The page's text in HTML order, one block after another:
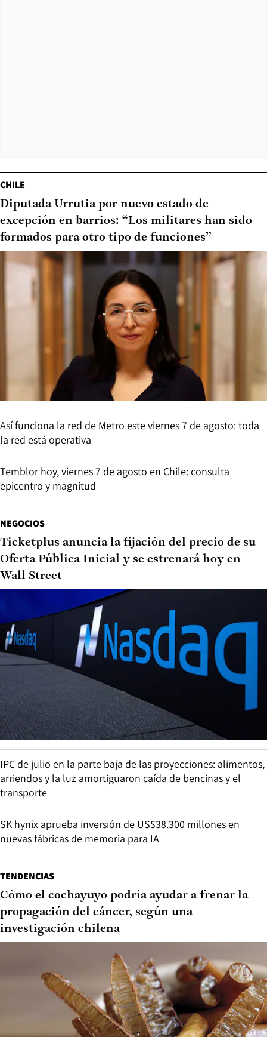
CHILE
Diputada Urrutia por nuevo estado de
excepción en barrios: “Los militares han sido
formados para otro tipo de funciones”
Así funciona la red de Metro este viernes 7 de agosto: toda
la red está operativa
Temblor hoy, viernes 7 de agosto en Chile: consulta
epicentro y magnitud
NEGOCIOS
Ticketplus anuncia la fijación del precio de su
Oferta Pública Inicial y se estrenará hoy en
Wall Street
IPC de julio en la parte baja de las proyecciones: alimentos,
arriendos y la luz amortiguaron caída de bencinas y el
transporte
SK hynix aprueba inversión de US$38.300 millones en
nuevas fábricas de memoria para IA
TENDENCIAS
Cómo el cochayuyo podría ayudar a frenar la
propagación del cáncer, según una
investigación chilena